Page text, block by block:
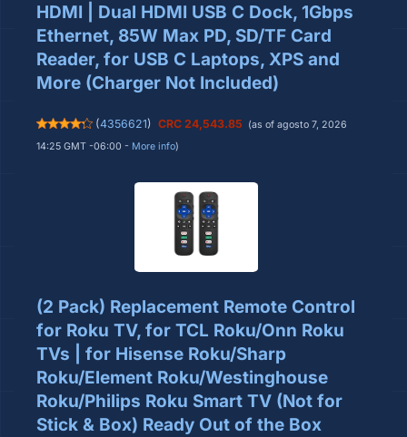
HDMI | Dual HDMI USB C Dock, 1Gbps
Ethernet, 85W Max PD, SD/TF Card
Reader, for USB C Laptops, XPS and
More (Charger Not Included)
(4356621) CRC 24,543.85
(as of agosto 7, 2026
14:25 GMT -06:00 - More info)
(2 Pack) Replacement Remote Control
for Roku TV, for TCL Roku/Onn Roku
TVs | for Hisense Roku/Sharp
Roku/Element Roku/Westinghouse
Roku/Philips Roku Smart TV (Not for
Stick & Box) Ready Out of the Box